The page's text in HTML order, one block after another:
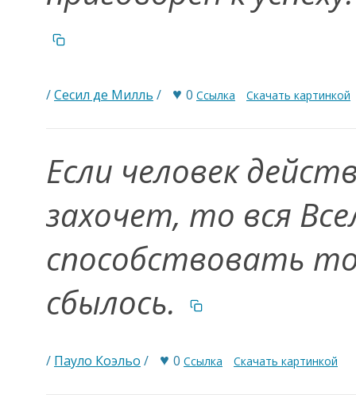
/Сесил де Милль / ♥ 0 Ссылка Скачать картинкой
Если человек
захочет, то вся
способствовать
сбылось.
/ Пауло Коэльо / ♥ 0 Ссылка Скачать картинкой